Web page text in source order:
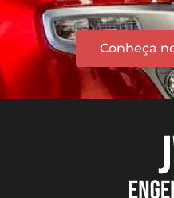
Conheça